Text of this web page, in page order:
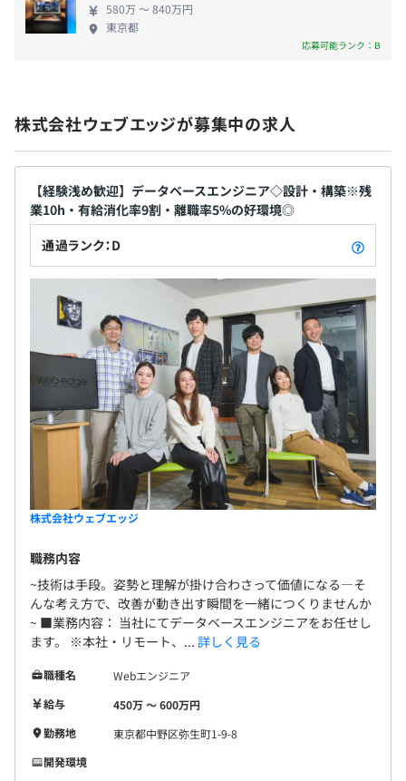
【SESを超えたキャリア形成】
弊社ではエンド顧客と伴走する一次請け案件において培っ
メンバーは、ビジネスの様々な場面で顧客に対して提案ベ
ジニアを超えた成長を遂げることができます。
私たちと技術 + 顧客伴走型のスタイルを身に着け、広く活
躍できるプレイヤーを目指してみませんか？
【安心感】
定着率95%の要因は、平均還元率70%超の給与支給は当
然のこととして、
常にチャットで相談できるフォロー体制、キャリア相談や
コーチング、メンター体制など
所属して安心を感じられる環境が整っていることです。
中長期的に活躍してくれるメンバーは、旅行、ご結婚、ご
出産といったプライベートなイベントにも積極的でワーク
ライフバランスの整った生活を送っています。
【上位へ進める4つのキャリアパス】
技術に特化などより高単価なスキルを追求
２）PM、プロジェクトマネージャ・・・QCDやリスク管
理、工程管理などのプロジェクト管理を追求
３）スクラムマスター・・・別事業部ではアジャイル開発
ラボを行っているので、認定スクラムマスターとしてアジ
ャイルを追求
４）技術部門マネージャ・・・メンバーのマネジメントや
育成を含めて技術部門の組織拡大に貢献
協会けんぽ、雇用保険、労災保険、健康保険、厚生年金
無期雇用
6カ月（待遇変更なし）
580万 〜 840万円
東京都
応募可能ランク：B
株式会社ウェブエッジが募集中の求人
【経験浅め歓迎】データベースエンジニア◇設計・構築※残
業10h・有給消化率9割・離職率5%の好環境◎
通過ランク：D
株式会社ウェブエッジ
職務内容
~技術は手段。姿勢と理解が掛け合わさって価値になる―そ
んな考え方で、改善が動き出す瞬間を一緒につくりませんか
~ ■業務内容： 当社にてデータベースエンジニアをお任せし
ます。 ※本社・リモート、... 詳しく見る
職種名
Webエンジニア
給与
450万 〜 600万円
勤務地
東京都中野区弥生町1-9-8
開発環境